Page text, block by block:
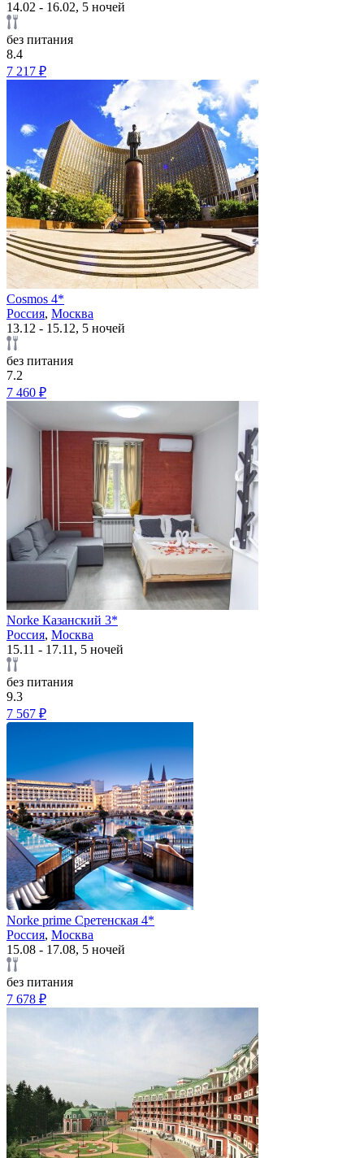
14.02 - 16.02, 5 ночей
без питания
8.4
7 217 ₽
Cosmos 4*
Россия, Москва
13.12 - 15.12, 5 ночей
без питания
7.2
7 460 ₽
Norke Казанский 3*
Россия, Москва
15.11 - 17.11, 5 ночей
без питания
9.3
7 567 ₽
Norke prime Сретенская 4*
Россия, Москва
15.08 - 17.08, 5 ночей
без питания
7 678 ₽